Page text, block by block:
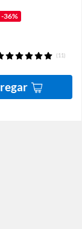
-36%
(11)